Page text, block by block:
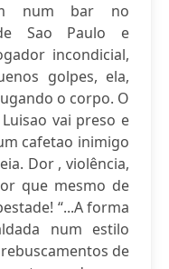
num bar no
Sao Paulo e
incondicial,
golpes, ela,
o corpo. O
vai preso e
cafetao inimigo
Dor , violência,
que mesmo de
“...A forma
num estilo
de